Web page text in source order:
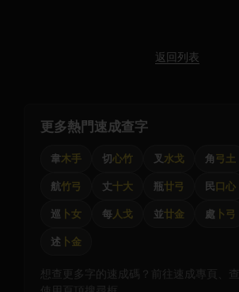
返回列表
更多熱門速成查字
韋木手 切心竹 叉 水戈 角弓土
航竹弓 丈十大 瓶廿弓 民口心
巡 卜女 每人戈 並廿金 處 卜弓
述 卜金
想查更多字的速成碼？前往速成專頁、